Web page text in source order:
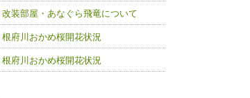
改装部屋・あなぐら飛竜について
根府川おかめ桜開花状況
根府川おかめ桜開花状況